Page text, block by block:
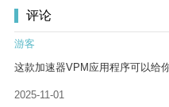
评论
游客
这款加速器VPM应用程序可以给
2025-11-01